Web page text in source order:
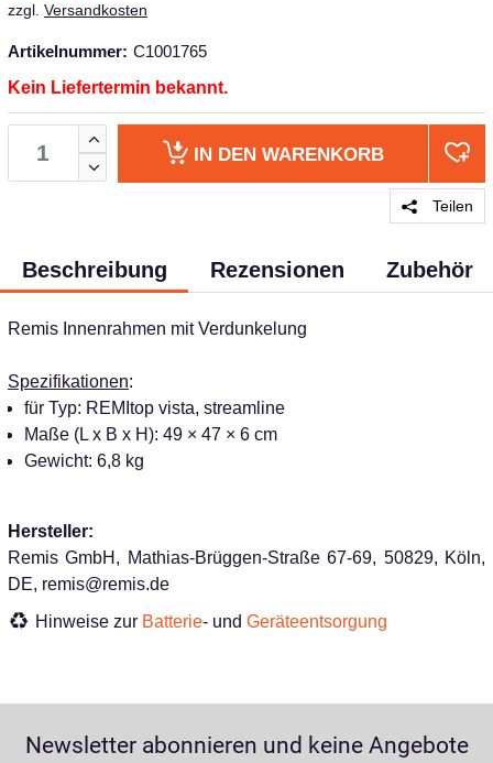
zzgl. Versandkosten
Artikelnummer: C1001765
Kein Liefertermin bekannt.
IN DEN WARENKORB
Teilen
Beschreibung Rezensionen Zubehör
Remis Innenrahmen mit Verdunkelung
Spezifikationen:
für Typ: REMItop vista, streamline
Maße (L x B x H): 49 × 47 × 6 cm
Gewicht: 6,8 kg
Hersteller:
Remis GmbH, Mathias-Brüggen-Straße 67-69, 50829, Köln,
DE, remis@remis.de
Hinweise zur Batterie- und Geräteentsorgung
Newsletter abonnieren und keine Angebote